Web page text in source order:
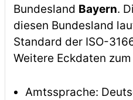
Bundesland Bayern.
diesen Bundesland
Standard der ISO-
Weitere Eckdaten
Amtssprache: